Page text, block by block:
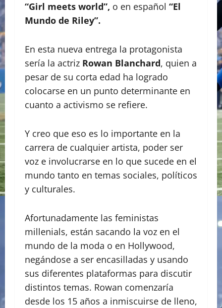
“Girl meets world”, o en español “El
Mundo de Riley”.
En esta nueva entrega la protagonista
sería la actriz Rowan Blanchard, quien a
pesar de su corta edad ha logrado
colocarse en un punto determinante en
cuanto a activismo se refiere.
Y creo que eso es lo importante en la
carrera de cualquier artista, poder ser
voz e involucrarse en lo que sucede en el
mundo tanto en temas sociales, políticos
y culturales.
Afortunadamente las feministas
millenials, están sacando la voz en el
mundo de la moda o en Hollywood,
negándose a ser encasilladas y usando
sus diferentes plataformas para discutir
distintos temas. Rowan comenzaría
desde los 15 años a inmiscuirse de lleno,